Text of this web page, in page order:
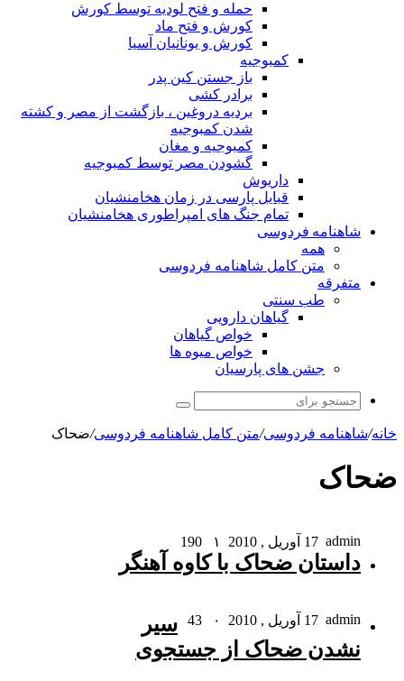
حمله و فتح لودیه توسط کورش
کورش و فتح ماد
کورش و یونانیان آسیا
کمبوجیه
باز جستن کین پدر
برادر کشی
بردیه دروغین ، بازگشت از مصر و کشته
شدن کمبوجیه
کمبوجیه و مغان
گشودن مصر توسط کمبوجیه
داریوش
قبایل پارسی در زمان هخامنشیان
تمام جنگ های امپراطوری هخامنشیان
شاهنامه فردوسی
همه
متن کامل شاهنامه فردوسی
متفرقه
طب سنتی
گیاهان دارویی
خواص گیاهان
خواص میوه ها
جشن های پارسیان
جستجو
برای
خانه/شاهنامه فردوسی/متن کامل شاهنامه فردوسی/ضحاک
ضحاک
admin 17 آوریل , 2010 ۱
داستان ضحاک با کاوه آهنگر
admin 17 آوریل , 2010 ۰
سیر
نشدن ضحاک از جستجوى